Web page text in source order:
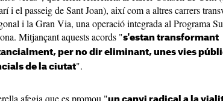
i el passeig de Sant Joan), així com a altres carrers
i la Gran Via, una operació integrada al Programa
Mitjançant aquests acords "s'estan transformant
per no dir eliminant, unes vies
de la ciutat".
afegia que es promou "